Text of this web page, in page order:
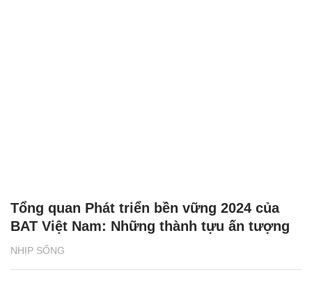
NHỊP SỐNG
Tổng quan Phát triển bền vững 2024 của
BAT Việt Nam: Những thành tựu ấn tượng